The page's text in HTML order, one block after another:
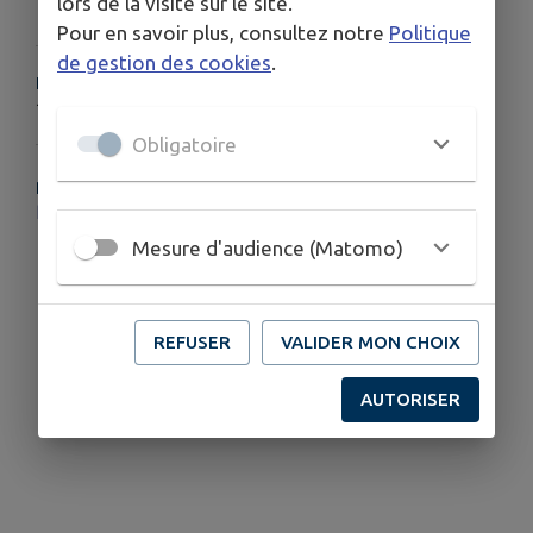
HORAIRES
19h30
PLUS D'INFORMATIONS
https://www.lesclochersdelaliberte.com/
Pour en savoir plus, consultez notre Politique
de gestion des cookies.
Obligatoire
Mesure d'audience (Matomo)
REFUSER VALIDER MON CHOIX
AUTORISER